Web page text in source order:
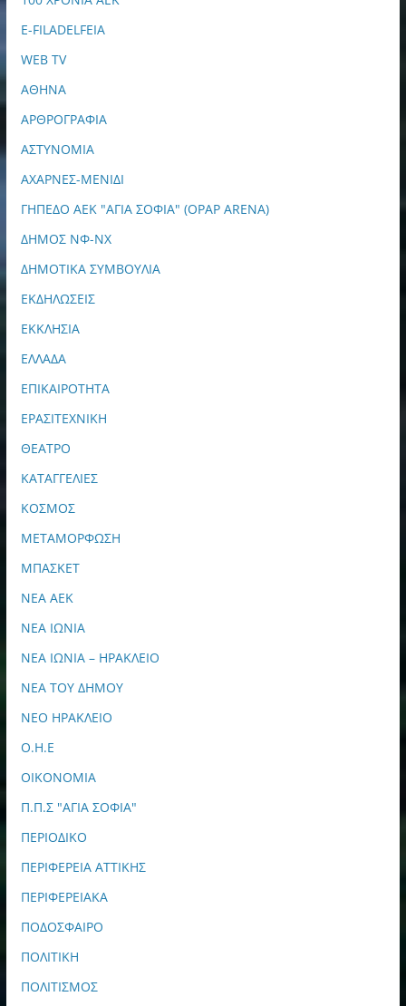
E-FILADELFEIA
WEB TV
ΑΘΗΝΑ
ΑΡΘΡΟΓΡΑΦΙΑ
ΑΣΤΥΝΟΜΙΑ
ΑΧΑΡΝΕΣ-ΜΕΝΙΔΙ
ΓΗΠΕΔΟ ΑΕΚ "ΑΓΙΑ ΣΟΦΙΑ" (OPAP ARENA)
ΔΗΜΟΣ ΝΦ-ΝΧ
ΔΗΜΟΤΙΚΑ ΣΥΜΒΟΥΛΙΑ
ΕΚΔΗΛΩΣΕΙΣ
ΕΚΚΛΗΣΙΑ
ΕΛΛΑΔΑ
ΕΠΙΚΑΙΡΟΤΗΤΑ
ΕΡΑΣΙΤΕΧΝΙΚΗ
ΘΕΑΤΡΟ
ΚΑΤΑΓΓΕΛΙΕΣ
ΚΟΣΜΟΣ
ΜΕΤΑΜΟΡΦΩΣΗ
ΜΠΑΣΚΕΤ
ΝΕΑ ΑΕΚ
ΝΕΑ ΙΩΝΙΑ
ΝΕΑ ΙΩΝΙΑ – ΗΡΑΚΛΕΙΟ
ΝΕΑ ΤΟΥ ΔΗΜΟΥ
ΝΕΟ ΗΡΑΚΛΕΙΟ
Ο.Η.Ε
ΟΙΚΟΝΟΜΙΑ
Π.Π.Σ "ΑΓΙΑ ΣΟΦΙΑ"
ΠΕΡΙΟΔΙΚΟ
ΠΕΡΙΦΕΡΕΙΑ ΑΤΤΙΚΗΣ
ΠΕΡΙΦΕΡΕΙΑΚΑ
ΠΟΔΟΣΦΑΙΡΟ
ΠΟΛΙΤΙΚΗ
ΠΟΛΙΤΙΣΜΟΣ